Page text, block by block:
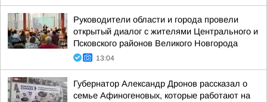
Руководители области и города провели
открытый диалог с жителями Центрального и
Псковского районов Великого Новгорода
13:04
Губернатор Александр Дронов рассказал о
семье Афиногеновых, которые работают на